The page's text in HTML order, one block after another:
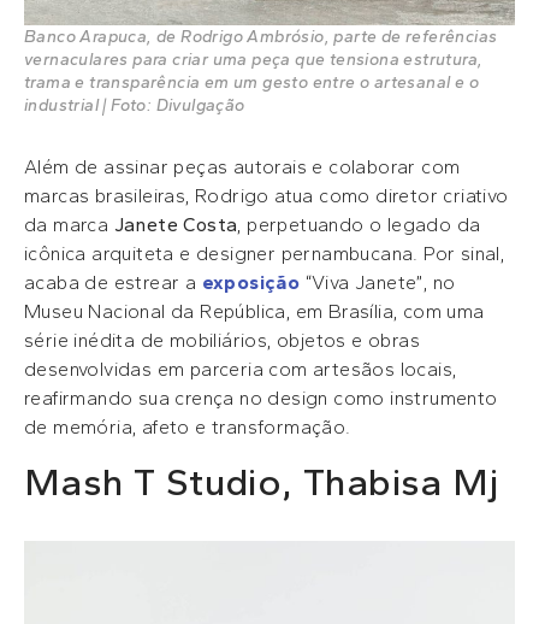
Banco Arapuca, de Rodrigo Ambrósio, parte de referências
vernaculares para criar uma peça que tensiona estrutura,
trama e transparência em um gesto entre o artesanal e o
industrial | Foto: Divulgação
Além de assinar peças autorais e colaborar com
marcas brasileiras, Rodrigo atua como diretor criativo
da marca Janete Costa , perpetuando o legado da
icônica arquiteta e designer pernambucana. Por sinal,
acaba de estrear a exposição “Viva Janete”, no
Museu Nacional da República, em Brasília, com uma
série inédita de mobiliários, objetos e obras
desenvolvidas em parceria com artesãos locais,
reafirmando sua crença no design como instrumento
de memória, afeto e transformação.
Mash T Studio, Thabisa Mj